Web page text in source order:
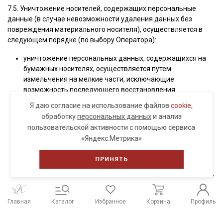
7.5. Уничтожение носителей, содержащих персональные
данные (в случае невозможности удаления данных без
повреждения материального носителя), осуществляется в
следующем порядке (по выбору Оператора):
уничтожение персональных данных, содержащихся на
бумажных носителях, осуществляется путем
измельчения на мелкие части, исключающие
возможность последующего восстановления
использованием шредера (уничтожителя документов),
либо документы передаются на переработку
(утилизацию) организациям, собирающим вторсырье
(пункты приема макулатуры);
уничтожение персональных данных, содержащихся на
машиночитаемых носителях, осуществляется путем
нанесения им неустранимого физического повреждения,
исключающего возможность их использования, а также
восстановления данных. Вышеуказанное достигается
путем деформирования, нарушения единой целостности
Я даю согласие на использование файловcookie,
обработкуперсональных данныхи анализ
пользовательской активности с помощью сервиса
«Яндекс.Метрика»
ПРИНЯТЬ
Главная Каталог Избранное Корзина Профиль